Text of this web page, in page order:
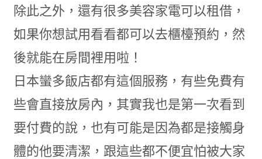
除此之外，還有很多美容家電可以租借，
如果你想試用看看都可以去櫃檯預約，然
後就能在房間裡用啦！
日本蠻多飯店都有這個服務，有些免費有
些會直接放房內，其實我也是第一次看到
要付費的說，也有可能是因為都是接觸身
體的他要清潔，跟這些都不便宜怕被大家